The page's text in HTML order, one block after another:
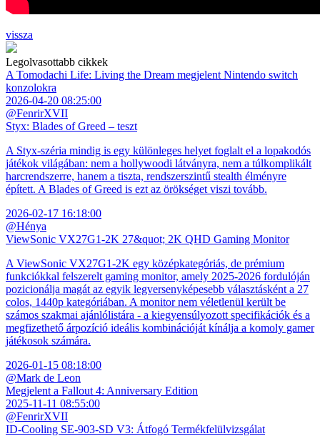
vissza
Legolvasottabb cikkek
A Tomodachi Life: Living the Dream megjelent Nintendo switch
konzolokra
2026-04-20 08:25:00
@FenrirXVII
Styx: Blades of Greed – teszt
A Styx-széria mindig is egy különleges helyet foglalt el a lopakodós
játékok világában: nem a hollywoodi látványra, nem a túlkomplikált
harcrendszerre, hanem a tiszta, rendszerszintű stealth élményre
épített. A Blades of Greed is ezt az örökséget viszi tovább.
2026-02-17 16:18:00
@Hénya
ViewSonic VX27G1-2K 27&quot; 2K QHD Gaming Monitor
A ViewSonic VX27G1-2K egy középkategóriás, de prémium
funkciókkal felszerelt gaming monitor, amely 2025-2026 fordulóján
pozicionálja magát az egyik legversenyképesebb választásként a 27
colos, 1440p kategóriában. A monitor nem véletlenül került be
számos szakmai ajánlólistára - a kiegyensúlyozott specifikációk és a
megfizethető árpozíció ideális kombinációját kínálja a komoly gamer
játékosok számára.
2026-01-15 08:18:00
@Mark de Leon
Megjelent a Fallout 4: Anniversary Edition
2025-11-11 08:55:00
@FenrirXVII
ID-Cooling SE-903-SD V3: Átfogó Termékfelülvizsgálat